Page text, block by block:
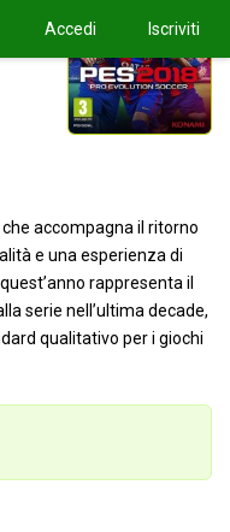
Accedi Iscriviti
accompagna il ritorno
e una esperienza di
rappresenta il
serie nell’ultima decade,
qualitativo per i giochi